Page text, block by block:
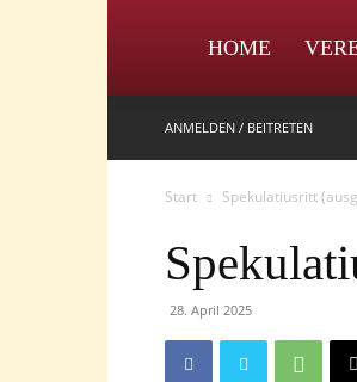
IPZV
HOME
ANMELDEN / BEITRETEN
Start Spekulatiusritt
28. April 2025